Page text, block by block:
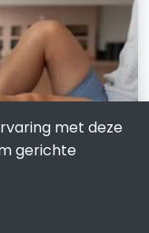
met deze
gerichte